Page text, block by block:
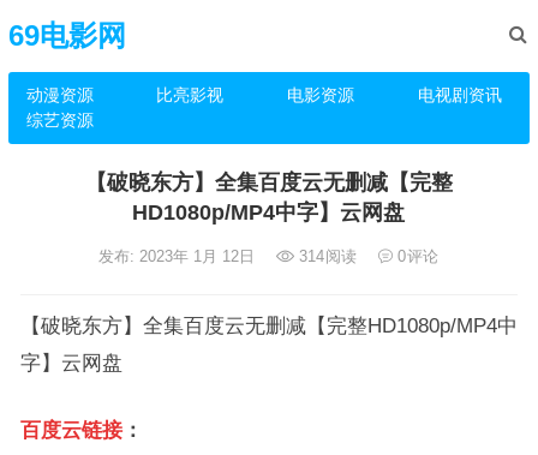
69电影网
动漫资源 比亮影视 电影资源
电视剧资讯
综艺资源
【破晓东方】全集百度云无删减【完整
HD1080p/MP4中字】云网盘
发布: 2023年 1月 12日 314阅读 0评论
【破晓东方】全集百度云无删减【完整HD1080p/MP4中
字】云网盘
百度云链接：